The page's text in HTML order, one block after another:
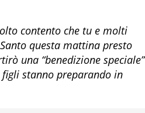
contento che tu e molti
questa mattina presto
una “benedizione speciale”
stanno preparando in